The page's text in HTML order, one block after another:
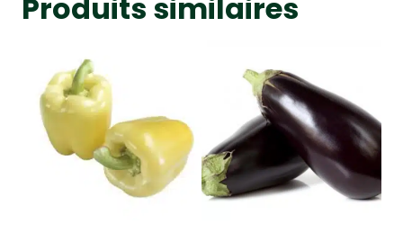
Produits similaires